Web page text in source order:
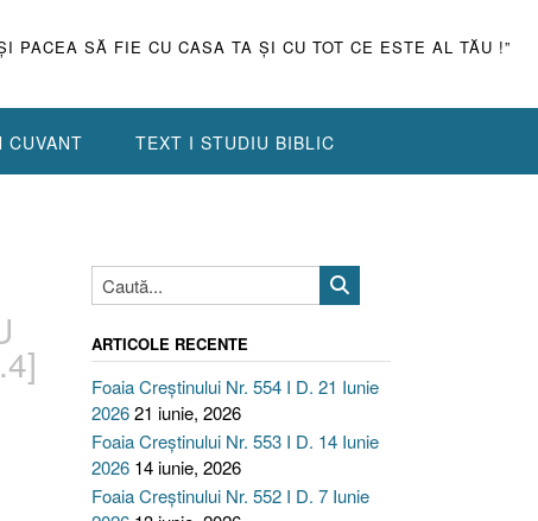
PACEA SĂ FIE CU CASA TA ŞI CU TOT CE ESTE AL TĂU !”
CUVANT TEXT I STUDIU BIBLIC
ARTICOLE RECENTE
Foaia Creștinului Nr. 554 I D. 21 Iunie
202621 iunie, 2026
Foaia Creștinului Nr. 553 I D. 14 Iunie
2026 14 iunie, 2026
Foaia Creștinului Nr. 552 I D. 7 Iunie